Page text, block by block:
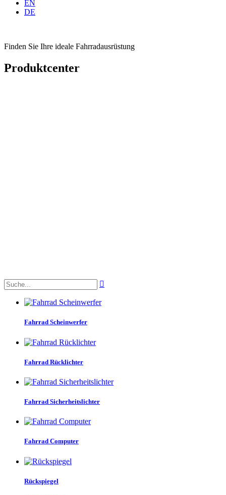
EN
DE
Finden Sie Ihre ideale Fahrradausrüstung
Produktcenter

Fahrrad Scheinwerfer
Fahrrad Rücklichter
Fahrrad Sicherheitslichter
Fahrrad Computer
Rückspiegel